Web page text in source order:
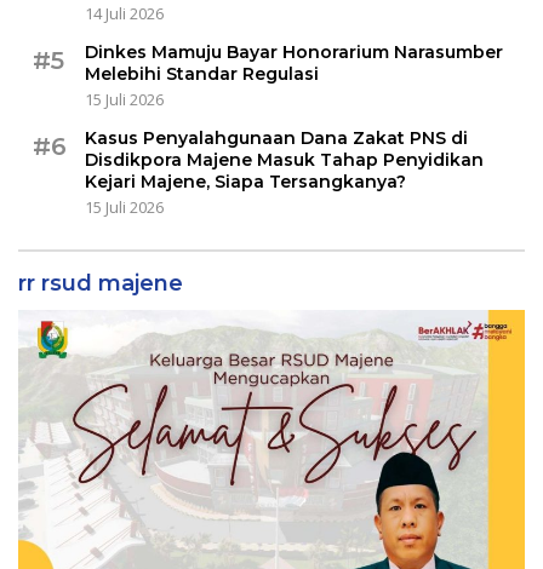
14 Juli 2026
#5
Dinkes Mamuju Bayar Honorarium Narasumber
Melebihi Standar Regulasi
15 Juli 2026
#6
Kasus Penyalahgunaan Dana Zakat PNS di
Disdikpora Majene Masuk Tahap Penyidikan
Kejari Majene, Siapa Tersangkanya?
15 Juli 2026
rr rsud majene